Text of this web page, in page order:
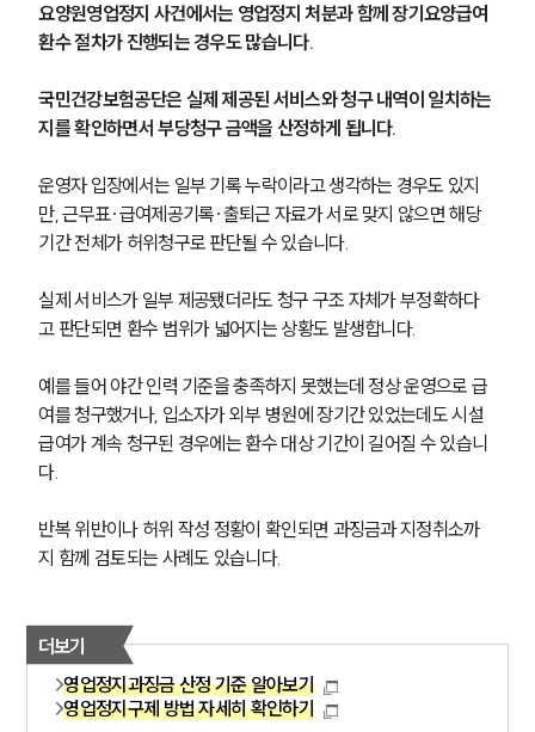
요양원영업정지 사건에서는 영업정지 처분과 함께 장기요양급여
환수 절차가 진행되는 경우도 많습니다.
국민건강보험공단은 실제 제공된 서비스와 청구 내역이 일치하는
지를 확인하면서 부당청구 금액을 산정하게 됩니다.
운영자 입장에서는 일부 기록 누락이라고 생각하는 경우도 있지
만, 근무표·급여제공기록·출퇴근 자료가 서로 맞지 않으면 해당
기간 전체가 허위청구로 판단될 수 있습니다.
실제 서비스가 일부 제공됐더라도 청구 구조 자체가 부정확하다
고 판단되면 환수 범위가 넓어지는 상황도 발생합니다.
예를 들어 야간 인력 기준을 충족하지 못했는데 정상 운영으로 급
여를 청구했거나, 입소자가 외부 병원에 장기간 있었는데도 시설
급여가 계속 청구된 경우에는 환수 대상 기간이 길어질 수 있습니
다.
반복 위반이나 허위 작성 정황이 확인되면 과징금과 지정취소까
지 함께 검토되는 사례도 있습니다.
더보기
영업정지과징금 산정 기준 알아보기
영업정지구제 방법 자세히 확인하기